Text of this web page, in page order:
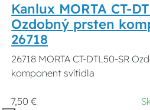
Kanlux MORTA CT-
Ozdobný prsten
26718
26718 MORTA CT-DTL50-SR
komponent svítidla
7,50 €